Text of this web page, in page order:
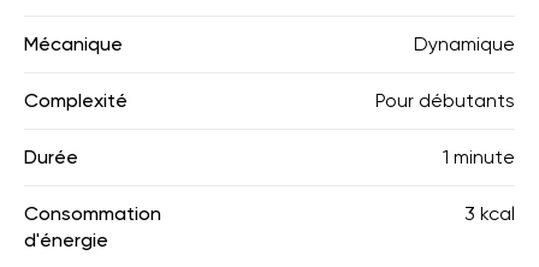
Mécanique Dynamique
Complexité Pour débutants
Durée 1 minute
Consommation
d'énergie
3 kcal